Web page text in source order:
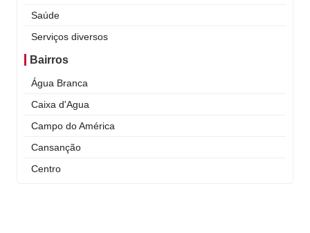
Saúde
Serviços diversos
Bairros
Água Branca
Caixa d'Agua
Campo do América
Cansanção
Centro